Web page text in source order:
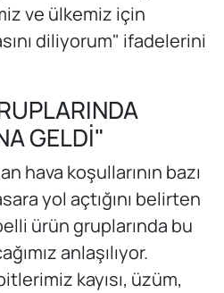
ve ülkemiz için
diliyorum" ifadelerini
GELDİ"
hava koşullarının bazı
yol açtığını belirten
ürün gruplarında bu
anlaşılıyor.
kayısı, üzüm,